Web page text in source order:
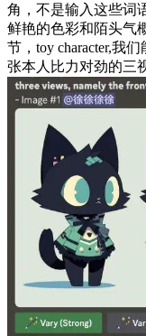
角，不是输入这些词
鲜艳的色彩和陌头气
节，toy character,我
张本人比力对劲的三